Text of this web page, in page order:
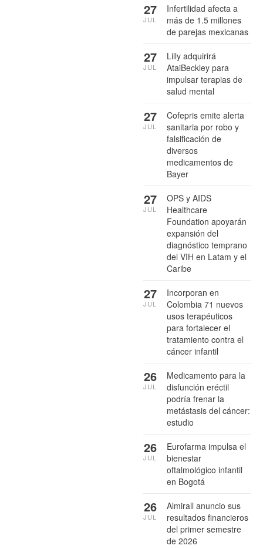
Infertilidad afecta a
más de 1.5 millones
de parejas mexicanas
27
JUL
Lilly adquirirá
AtaiBeckley para
impulsar terapias de
salud mental
27
JUL
Cofepris emite alerta
sanitaria por robo y
falsificación de
diversos
medicamentos de
Bayer
27
JUL
OPS y AIDS
Healthcare
Foundation apoyarán
expansión del
diagnóstico temprano
del VIH en Latam y el
Caribe
27
JUL
Incorporan en
Colombia 71 nuevos
usos terapéuticos
para fortalecer el
tratamiento contra el
cáncer infantil
27
JUL
Medicamento para la
disfunción eréctil
podría frenar la
metástasis del cáncer:
estudio
26
JUL
Eurofarma impulsa el
bienestar
oftalmológico infantil
en Bogotá
26
JUL
Almirall anuncio sus
resultados financieros
del primer semestre
de 2026
26
JUL